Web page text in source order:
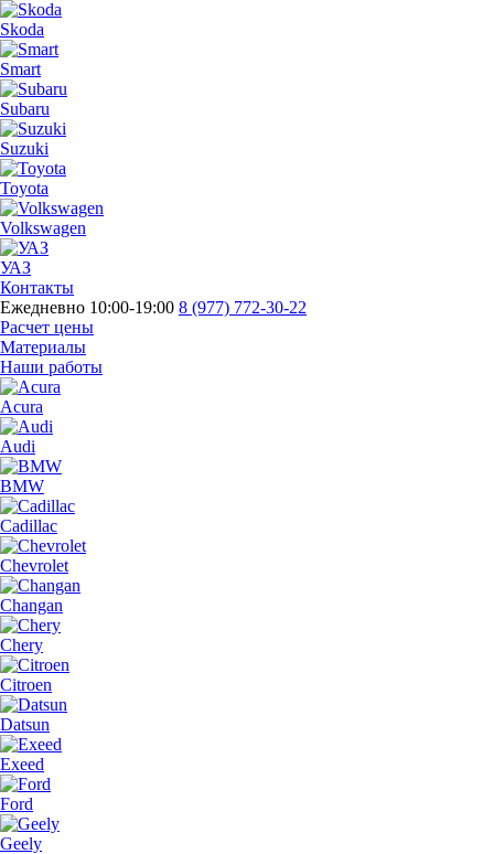
Skoda
Smart
Subaru
Suzuki
Toyota
Volkswagen
УАЗ
Контакты
Ежедневно 10:00-19:00 8 (977) 772-30-22
Расчет цены
Материалы
Наши работы
Acura
Audi
BMW
Cadillac
Chevrolet
Changan
Chery
Citroen
Datsun
Exeed
Ford
Geely